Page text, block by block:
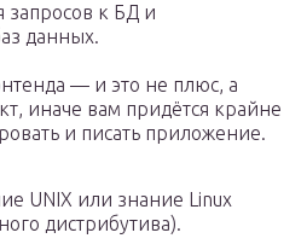
запросов к БД и
данных.
— и это не плюс, а
иначе вам придётся крайне
и писать приложение.
UNIX или знание Linux
дистрибутива).